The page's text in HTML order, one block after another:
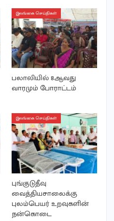
இலங்கை செய்திகள்
பலாலியில் 8ஆவது
வாரமும் போராட்டம்
இலங்கை செய்திகள்
புங்குடுதீவு
வைத்தியசாலைக்கு
புலம்பெயர் உறவுகளின்
நன்கொடை